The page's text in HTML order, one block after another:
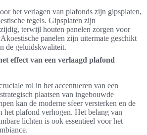
het verlagen van plafonds zijn gipsplaten,
tegels. Gipsplaten zijn
terwijl houten panelen zorgen voor
panelen zijn uitermate geschikt
de geluidskwaliteit.
effect van een verlaagd plafond
rol in het accentueren van een
plaatsen van ingebouwde
kan de moderne sfeer versterken en de
het plafond verhogen. Het belang van
lichten is ook essentieel voor het